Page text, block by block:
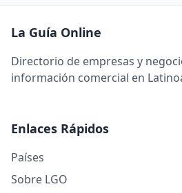
La Guía Online
Directorio de empresas y
información comercial en
Enlaces Rápidos
Países
Sobre LGO